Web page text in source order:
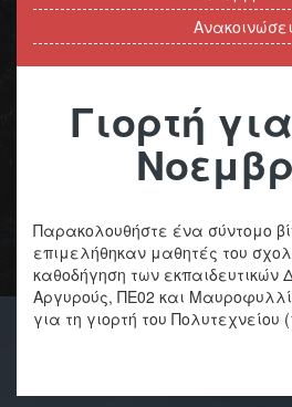
Γιορτή
Παρακολουθήστε ένα σύντομο
επιμελήθηκαν μαθητές του
καθοδήγηση των εκπαιδευτικών
Αργυρούς, ΠΕ02 και
για τη γιορτή του Πολυτεχνείου